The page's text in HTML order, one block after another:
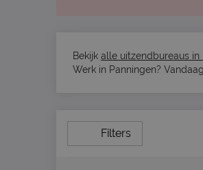
Bekijk alle uitzendbureaus in
Werk in Panningen?
Filters